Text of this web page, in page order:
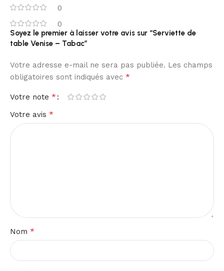
0
0
Soyez le premier à laisser votre avis sur “Serviette de
table Venise – Tabac”
Votre adresse e-mail ne sera pas publiée. Les champs
obligatoires sont indiqués avec *
Votre note *
Votre avis *
Nom *